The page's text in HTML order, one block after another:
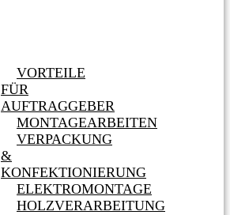
VORTEILE
FÜR
AUFTRAGGEBER
MONTAGEARBEITEN
VERPACKUNG
&
KONFEKTIONIERUNG
ELEKTROMONTAGE
HOLZVERARBEITUNG